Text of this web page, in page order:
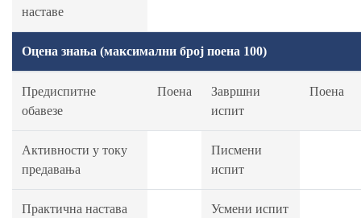
наставе
Оцена знања (максимални број поена 100)
Предиспитне
обавезе
Поена
Завршни
испит
Поена
Активности у току
предавања
Писмени
испит
Практична настава Усмени испит